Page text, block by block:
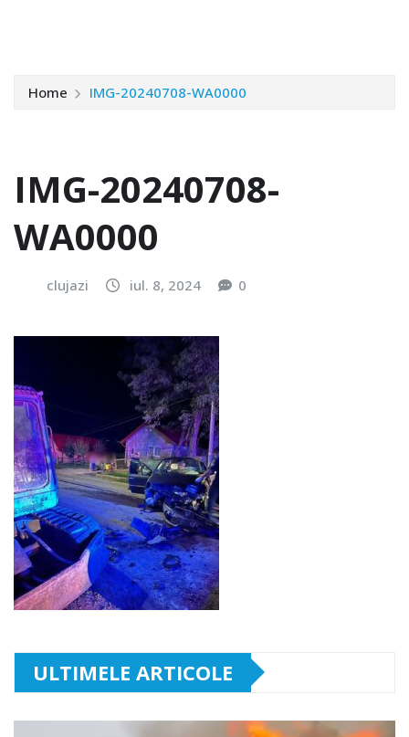
Home IMG-20240708-WA0000
IMG-20240708-
WA0000
clujazi iul. 8, 2024 0
ULTIMELE ARTICOLE